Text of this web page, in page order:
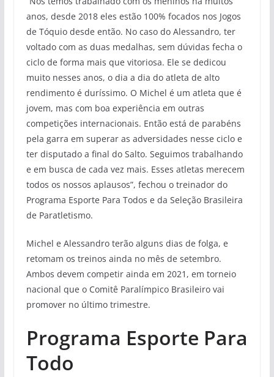
anos, desde 2018 eles estão 100% focados nos Jogos
de Tóquio desde então. No caso do Alessandro, ter
voltado com as duas medalhas, sem dúvidas fecha o
ciclo de forma mais que vitoriosa. Ele se dedicou
muito nesses anos, o dia a dia do atleta de alto
rendimento é duríssimo. O Michel é um atleta que é
jovem, mas com boa experiência em outras
competições internacionais. Então está de parabéns
pela garra em superar as adversidades nesse ciclo e
ter disputado a final do Salto. Seguimos trabalhando
e em busca de cada vez mais. Esses atletas merecem
todos os nossos aplausos”, fechou o treinador do
Programa Esporte Para Todos e da Seleção Brasileira
de Paratletismo.
Michel e Alessandro terão alguns dias de folga, e
retomam os treinos ainda no mês de setembro.
Ambos devem competir ainda em 2021, em torneio
nacional que o Comitê Paralímpico Brasileiro vai
promover no último trimestre.
Programa Esporte Para
Todo